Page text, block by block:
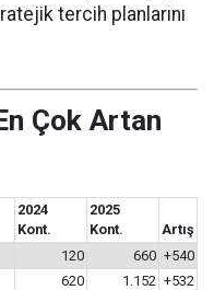
tercih planlarını
Çok Artan
2024
Kont.
2025
Kont.
Artış
120 660 +540
620 1.152 +532